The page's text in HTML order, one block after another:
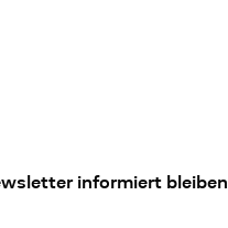
informiert bleiben